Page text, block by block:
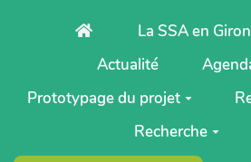
Aller au contenu principal
La SSA en
Actualité
Prototypage du projet
Recherche